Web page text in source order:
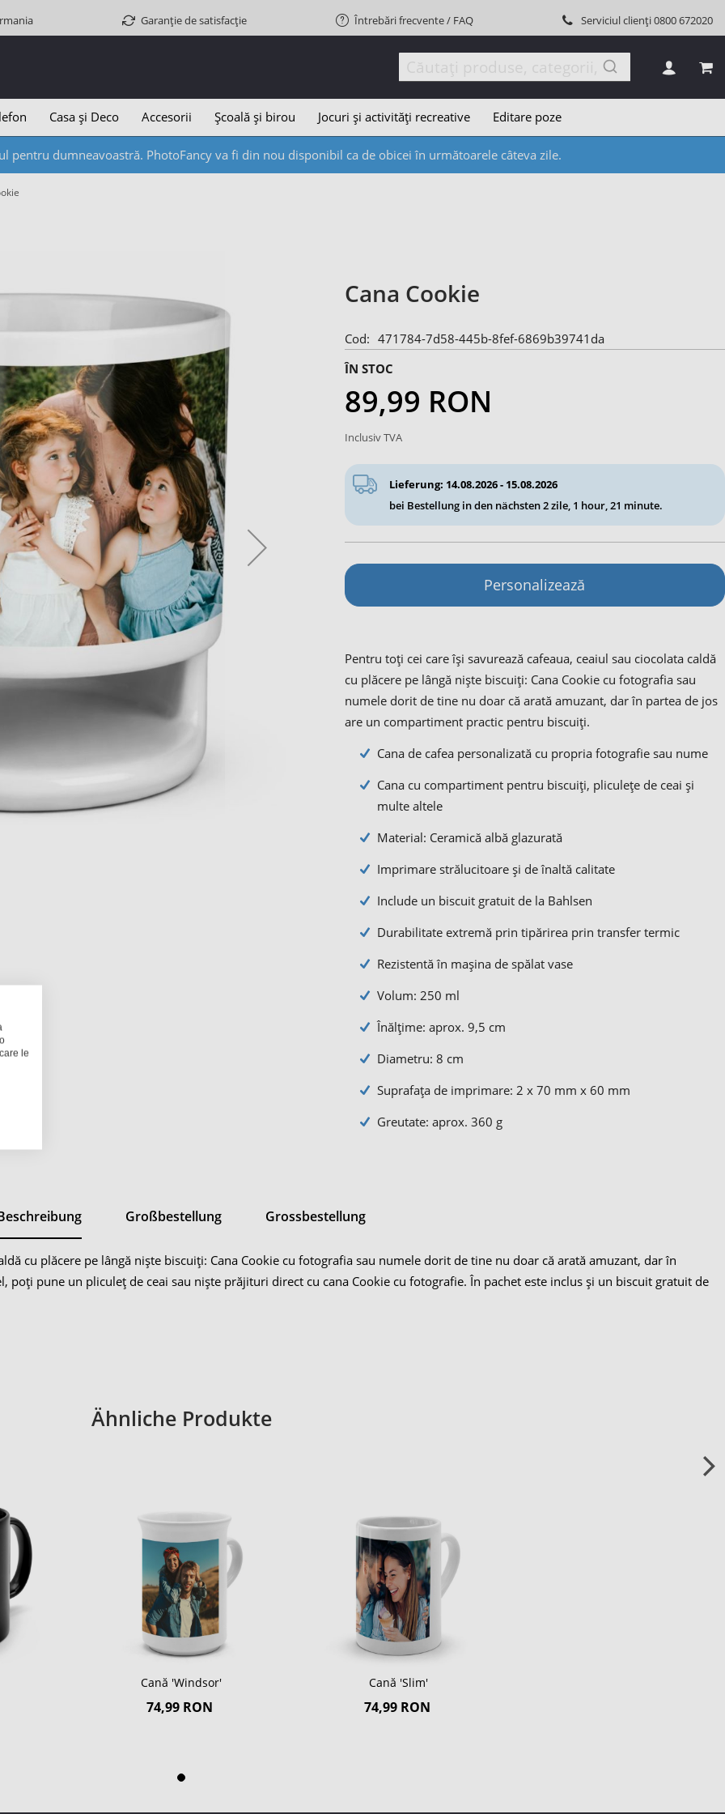
Garanție de satisfacție Întrebări frecvente / FAQ Serviciul clienți0800 672020
Casa și Deco Accesorii Școală și birou Jocuri și activități recreative Editare poze
pentru dumneavoastră. PhotoFancy va fi din nou disponibil ca de obicei în următoarele câteva zile.
Cana Cookie
Cod
471784-7d58-445b-8fef-6869b39741da
ÎN STOC
89,99 RON
Inclusiv TVA
Lieferung: 14.08.2026 - 15.08.2026
bei Bestellung in den nächsten2 zile, 1 hour, 21 minute.
Personalizează
Pentru toți cei care își savurează cafeaua, ceaiul sau ciocolata caldă
cu plăcere pe lângă niște biscuiți: Cana Cookie cu fotografia sau
numele dorit de tine nu doar că arată amuzant, dar în partea de jos
are un compartiment practic pentru biscuiți.
Cana de cafea personalizată cu propria fotografie sau nume
Cana cu compartiment pentru biscuiți, pliculețe de ceai și
multe altele
Material: Ceramică albă glazurată
Imprimare strălucitoare și de înaltă calitate
Include un biscuit gratuit de la Bahlsen
Durabilitate extremă prin tipărirea prin transfer termic
Rezistentă în mașina de spălat vase
Volum: 250 ml
Înălțime: aprox. 9,5 cm
Diametru: 8 cm
Suprafața de imprimare: 2 x 70 mm x 60 mm
Greutate: aprox. 360 g
cu plăcere pe lângă niște biscuiți: Cana Cookie cu fotografia sau numele dorit de tine nu doar că arată amuzant, dar în
pune un pliculeț de ceai sau niște prăjituri direct cu cana Cookie cu fotografie. În pachet este inclus și un biscuit gratuit de
Großbestellung Grossbestellung
Ähnliche Produkte
Cană 'Windsor'
74,99 RON
Cană 'Slim'
74,99 RON
le